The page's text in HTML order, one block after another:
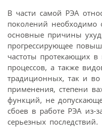
В части самой РЭА
поколений необходимо
основные причины
прогрессирующее
частоты протекающих в
процессов, а также
традиционных, так и
применения, степени
функций, не
сбоев в работе РЭА из-
серьезных последствий.